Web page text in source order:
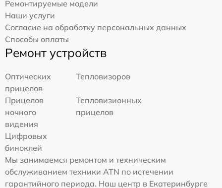
Ремонтируемые модели
Наши услуги
Согласие на обработку персональных данных
Способы оплаты
Ремонт устройств
Оптических
прицелов
Тепловизоров
Прицелов
ночного
видения
Тепловизионных
прицелов
Цифровых
биноклей
Мы занимаемся ремонтом и техническим
обслуживанием техники ATN по истечении
гарантийного периода. Наш центр в Екатеринбурге